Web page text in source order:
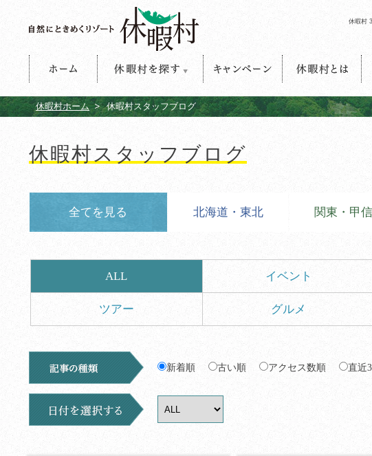
休暇村
休暇村ホーム 休暇村スタッフブログ
休暇村スタッフブログ
全てを見る 北海道・東北 関東・甲
ALL イベント
ツアー グルメ
新着順 古い順 アクセス数順 直近